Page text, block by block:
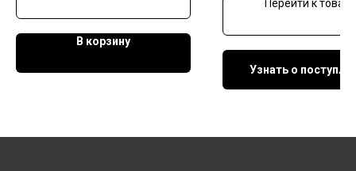
В корзину
Перейти к товару
Узнать о